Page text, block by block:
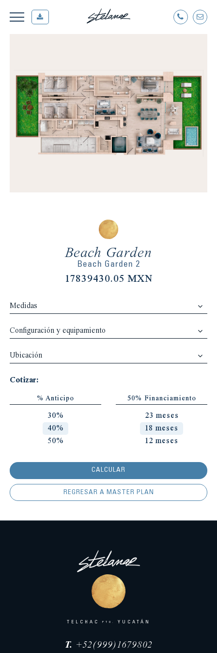
Beach Garden
Beach Garden 2
17839430.05 MXN
Medidas
Configuración y equipamiento
Ubicación
Cotizar:
% Anticipo
30%
40%
50%
50% Financiamiento
23 meses
18 meses
12 meses
CALCULAR
REGRESAR A MASTER PLAN
TELCHAC PTO. YUCATÁN
T. +52(999)1679802